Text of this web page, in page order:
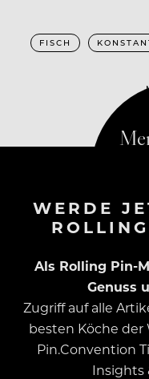
FISCH
WERDE
Als Rolling Pin-
Genuss
Zugriff auf alle
besten Köche der
Pin.Convention
Insights